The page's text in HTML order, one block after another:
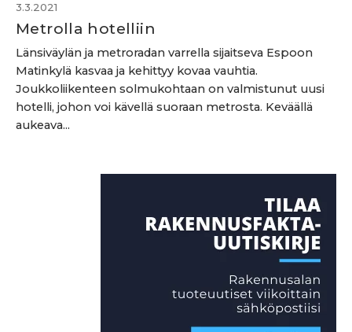
3.3.2021
Metrolla hotelliin
Länsiväylän ja metroradan varrella sijaitseva Espoon
Matinkylä kasvaa ja kehittyy kovaa vauhtia.
Joukkoliikenteen solmukohtaan on valmistunut uusi
hotelli, johon voi kävellä suoraan metrosta. Keväällä
aukeava...